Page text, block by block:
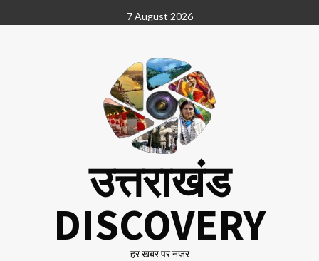
to
7 August 2026
उत्तराखंड
DISCOVERY
हर खबर पर नजर